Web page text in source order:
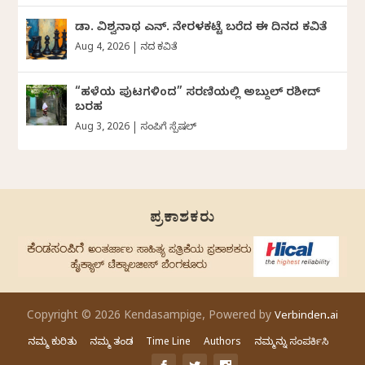
ಡಾ. ವಿಶ್ವನಾಥ ಎನ್.‌ ನೇರಳಕಟ್ಟೆ ಬರೆದ ಈ ದಿನದ ಕವಿತೆ
Aug 4, 2026 ದಿನದ ಕವಿತೆ
“ಹಳೆಯ ಪುಟಗಳಿಂದ” ಸರಣಿಯಲ್ಲಿ ಅಬ್ದುಲ್‌ ರಶೀದ್‌
ಬರಹ
Aug 3, 2026 ಸಂಪಿಗೆ ಸ್ಪೆಷಲ್
ಪ್ರಕಾಶಕರು
Copyright © 2026 Kendasampige, Powered by Verbinden.ai
ನಮ್ಮ ಕುರಿತು ನಮ್ಮ ತಂಡ Time Line Authors ನಮ್ಮನ್ನು ಸಂಪರ್ಕಿಸಿ